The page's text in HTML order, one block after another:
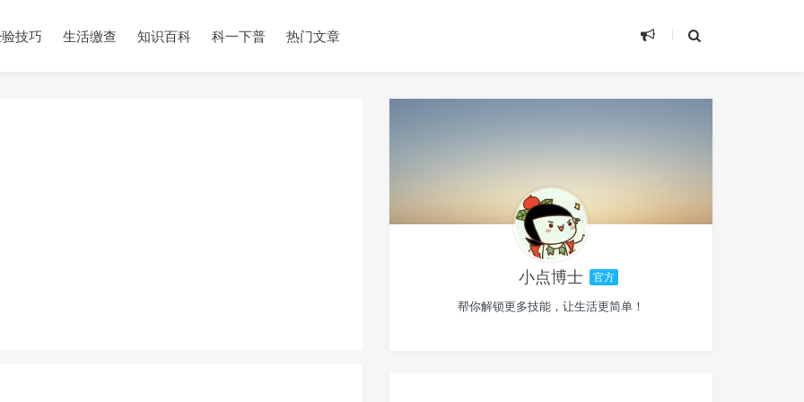
技巧 生活缴查 知识百科 科一下普 热门文章
小点博士 官方
帮你解锁更多技能，让生活更简单！